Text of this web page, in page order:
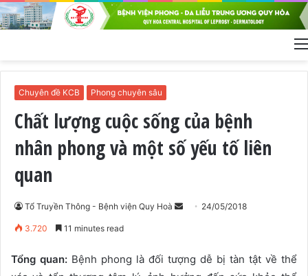
Chuyên đề KCB Phong chuyên sâu
Chất lượng cuộc sống của bệnh
nhân phong và một số yếu tố liên
quan
Tổ Truyền Thông - Bệnh viện Quy Hoà
d
a
24/05/2018
3.720 11 minutes read
Tổng quan: Bệnh phong là đối tượng dễ bị tàn tật về thể